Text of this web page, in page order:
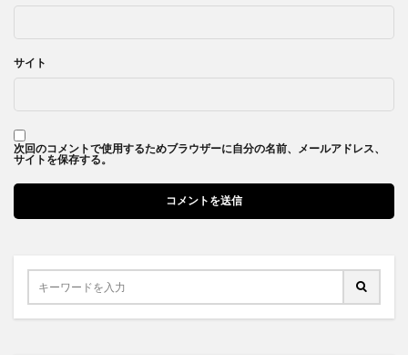
サイト
次回のコメントで使用するためブラウザーに自分の名前、メールアドレス、
サイトを保存する。